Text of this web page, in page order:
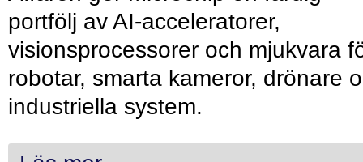
portfölj av AI-acceleratorer,
visionsprocessorer och mjukvara
robotar, smarta kameror, drönare
industriella system.